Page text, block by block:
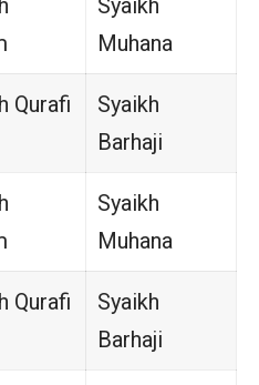
Muhana
Qurafi
Syaikh
Barhaji
Syaikh
Muhana
Qurafi
Syaikh
Barhaji